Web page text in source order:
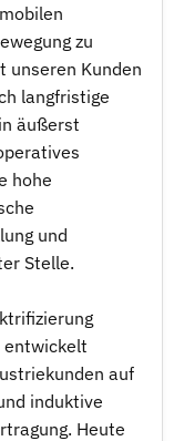
zu
unseren Kunden
langfristige
äußerst
hohe
und
Stelle.
entwickelt
auf
induktive
Heute